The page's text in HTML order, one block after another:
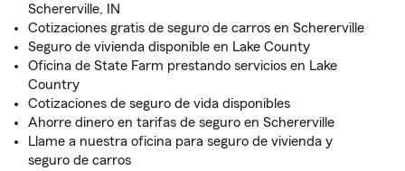
Schererville, IN
Cotizaciones gratis de seguro de carros en Schererville
Seguro de vivienda disponible en Lake County
Oficina de State Farm prestando servicios en Lake
Country
Cotizaciones de seguro de vida disponibles
Ahorre dinero en tarifas de seguro en Schererville
Llame a nuestra oficina para seguro de vivienda y
seguro de carros